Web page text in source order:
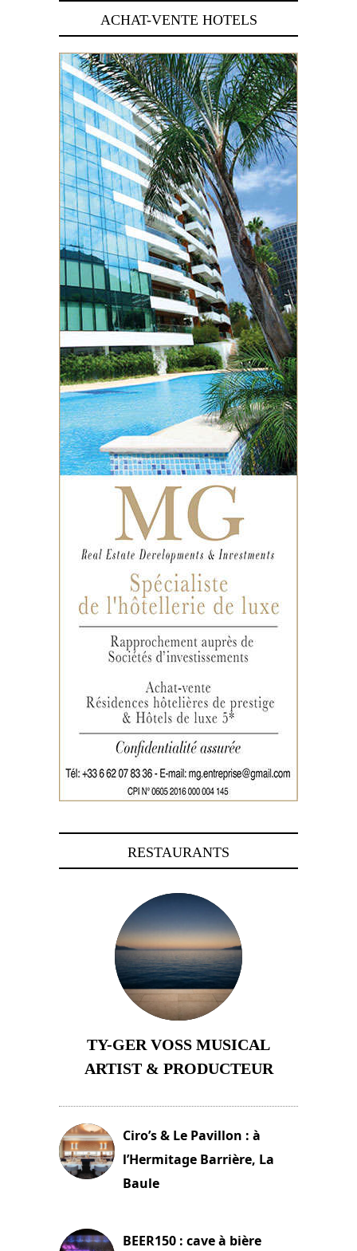
ACHAT-VENTE HOTELS
RESTAURANTS
TY-GER VOSS MUSICAL
ARTIST & PRODUCTEUR
Ciro’s & Le Pavillon : à
l’Hermitage Barrière, La
Baule
BEER150 : cave à bière